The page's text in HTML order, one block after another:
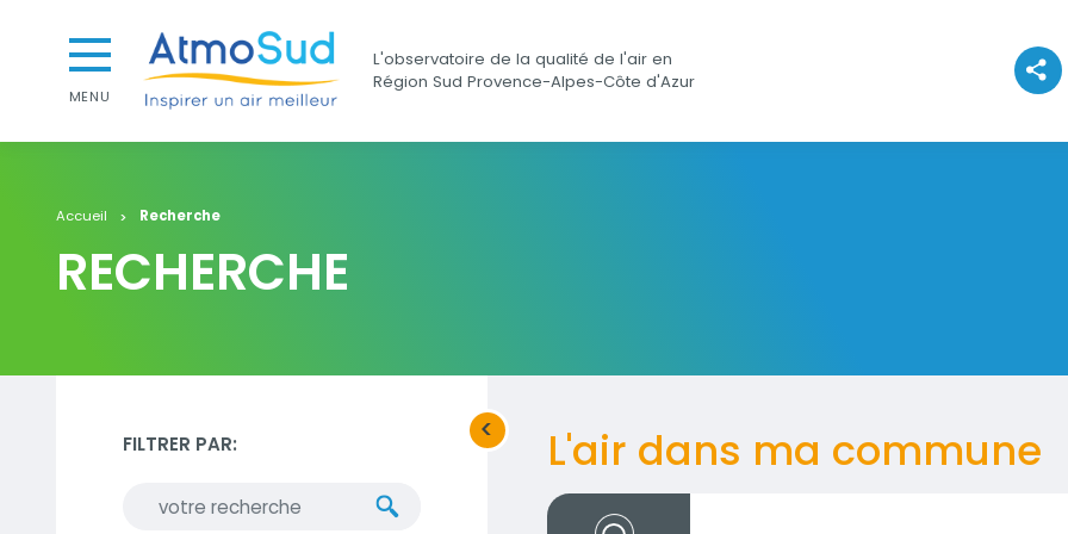
Aller au premier menu de navigation
Aller à la recherche
MENU
AtmoSud
L'observatoire de la qualité de l'air en
Région Sud Provence-Alpes-Côte d'Azur
Voir
Accueil Recherche
RECHERCHE
<
Bouton d'actions
FILTRER PAR: L'air dans ma commune